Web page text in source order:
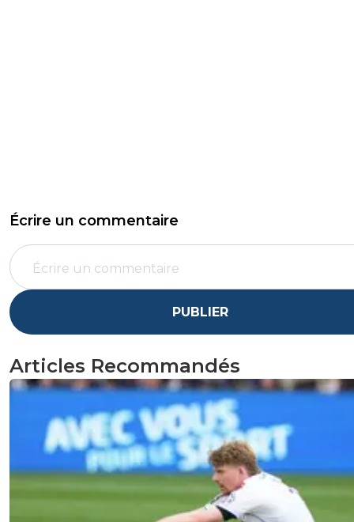
Écrire un commentaire
PUBLIER
Articles Recommandés